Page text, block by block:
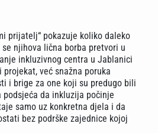
prijatelj“ pokazuje koliko daleko
njihova lična borba pretvori u
inkluzivnog centra u Jablanici
već snažna poruka
i brige za one koji su predugo bili
da inkluzija počinje
samo uz konkretna djela i da
bez podrške zajednice kojoj